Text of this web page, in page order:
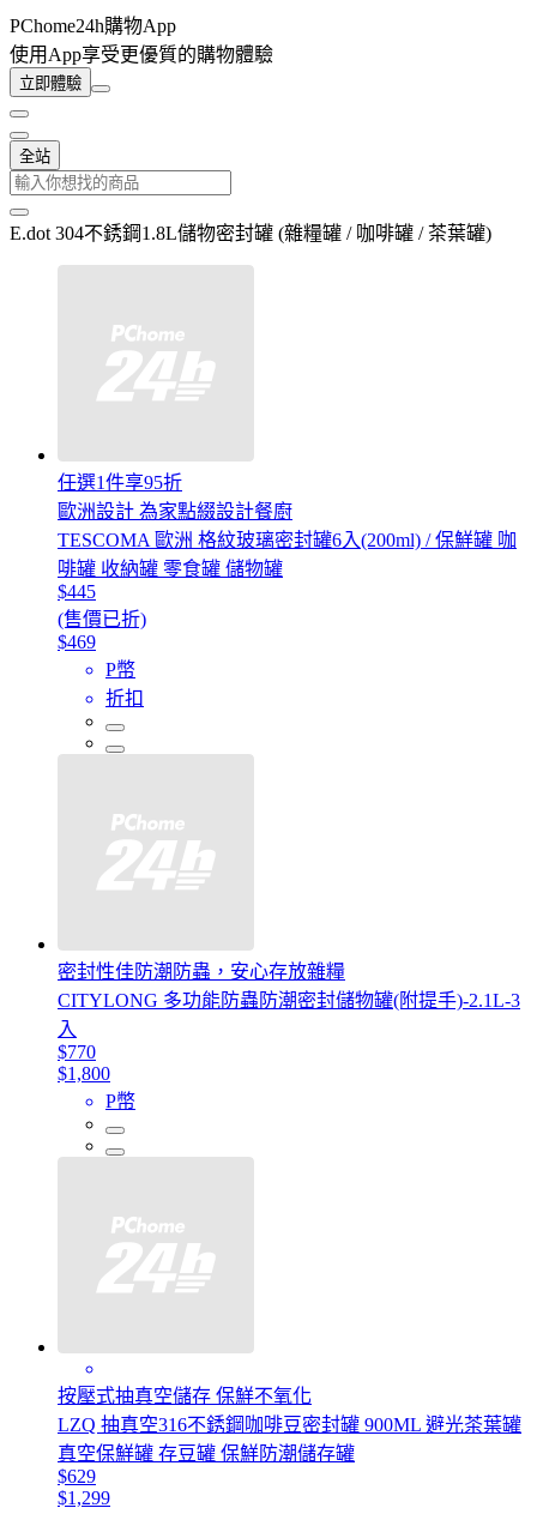
PChome24h購物App
使用App享受更優質的購物體驗
立即體驗
全站
E.dot 304不銹鋼1.8L儲物密封罐 (雜糧罐 / 咖啡罐 / 茶葉罐)
任選1件享95折
歐洲設計 為家點綴設計餐廚
TESCOMA 歐洲 格紋玻璃密封罐6入(200ml) / 保鮮罐 咖
啡罐 收納罐 零食罐 儲物罐
$445
(售價已折)
$469
P幣
折扣
密封性佳防潮防蟲，安心存放雜糧
CITYLONG 多功能防蟲防潮密封儲物罐(附提手)-2.1L-3
入
$770
$1,800
P幣
按壓式抽真空儲存 保鮮不氧化
LZQ 抽真空316不銹鋼咖啡豆密封罐 900ML 避光茶葉罐
真空保鮮罐 存豆罐 保鮮防潮儲存罐
$629
$1,299